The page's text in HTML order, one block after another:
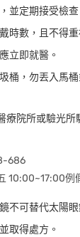
並定期接受檢查
時數，且不得
立即就醫。
桶，勿丟入馬桶
療院所或驗光
686
10:00~17:00例
不可替代太陽
取得處方。